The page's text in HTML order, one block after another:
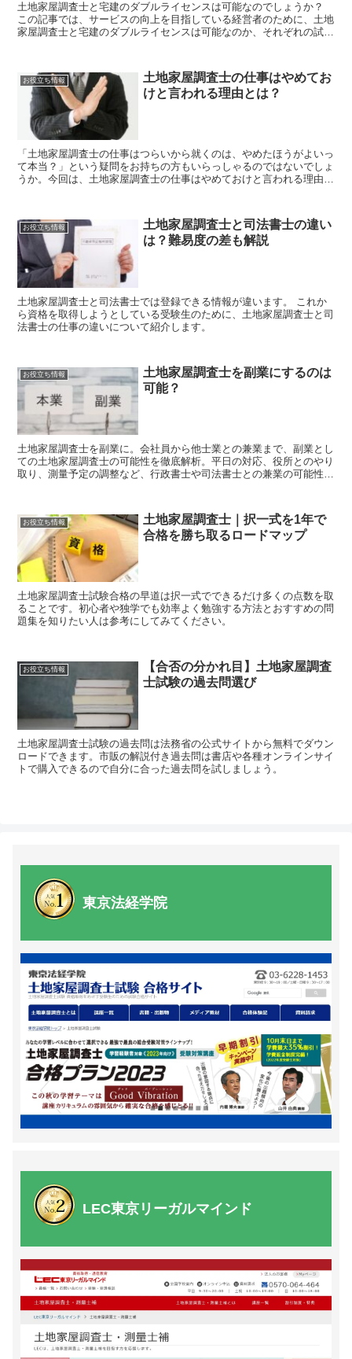
土地家屋調査士と宅建のダブルライセンスは可能なのでしょうか？
この記事では、サービスの向上を目指している経営者のために、土地
家屋調査士と宅建のダブルライセンスは可能なのか、それぞれの試験
お役立ち情報
土地家屋調査士の仕事はやめてお
けと言われる理由とは？
「土地家屋調査士の仕事はつらいから就くのは、やめたほうがよいっ
て本当？」という疑問をお持ちの方もいらっしゃるのではないでしょ
うか。今回は、土地家屋調査士の仕事はやめておけと言われる理由を
お役立ち情報
土地家屋調査士と司法書士の違い
は？難易度の差も解説
土地家屋調査士と司法書士では登録できる情報が違います。 これか
ら資格を取得しようとしている受験生のために、土地家屋調査士と司
法書士の仕事の違いについて紹介します。
お役立ち情報
土地家屋調査士を副業にするのは
可能？
土地家屋調査士を副業に。会社員から他士業との兼業まで、副業とし
ての土地家屋調査士の可能性を徹底解析。平日の対応、役所とのやり
取り、測量予定の調整など、行政書士や司法書士との兼業の可能性も
お役立ち情報
土地家屋調査士｜択一式を1年で
合格を勝ち取るロードマップ
土地家屋調査士試験合格の早道は択一式でできるだけ多くの点数を取
ることです。初心者や独学でも効率よく勉強する方法とおすすめの問
題集を知りたい人は参考にしてみてください。
お役立ち情報
【合否の分かれ目】土地家屋調査
士試験の過去問選び
土地家屋調査士試験の過去問は法務省の公式サイトから無料でダウン
ロードできます。市販の解説付き過去問は書店や各種オンラインサイ
トで購入できるので自分に合った過去問を試しましょう。
東京法経学院
LEC東京リーガルマインド